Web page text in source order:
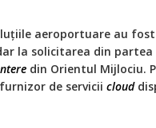
aeroportuare au
la solicitarea din
din Orientul Mijlociu.
de servicii cloud